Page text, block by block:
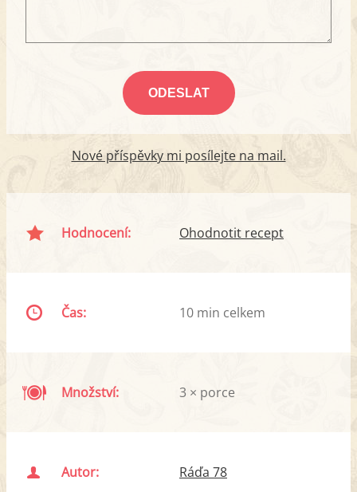
Nové příspěvky mi posílejte na mail.
Hodnocení: Ohodnotit recept
Čas: 10 min celkem
Množství: 3 × porce
Autor: Ráďa 78